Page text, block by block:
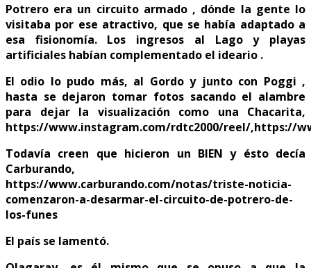
Potrero era un circuito armado , dónde la gente lo
visitaba por ese atractivo, que se había adaptado a
esa fisionomía. Los ingresos al Lago y playas
artificiales habían complementado el ideario .
El odio lo pudo más, al Gordo y junto con Poggi ,
hasta se dejaron tomar fotos sacando el alambre
para dejar la visualización como una Chacarita,
https://www.instagram.com/rdtc2000/reel/,https://
Todavía creen que hicieron un BIEN y ésto decía
Carburando,
https://www.carburando.com/notas/triste-noticia-
comenzaron-a-desarmar-el-circuito-de-potrero-de-
los-funes
El país se lamentó.